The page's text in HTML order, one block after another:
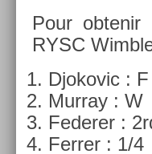
Pour
RYSC
Djokovic : F
Mur­ray : W
Feder­er :
Ferr­er : 1/4